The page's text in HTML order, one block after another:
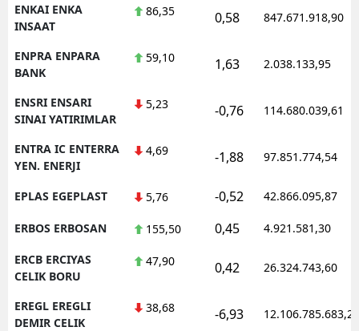
ENKAI ENKA
INSAAT
86,35 0,58 847.671.918,90
ENPRA ENPARA
BANK
59,10 1,63 2.038.133,95
ENSRI ENSARI
SINAI YATIRIMLAR
5,23 -0,76 114.680.039,61
ENTRA IC ENTERRA
YEN. ENERJI
4,69 -1,88 97.851.774,54
EPLAS EGEPLAST 5,76 -0,52 42.866.095,87
ERBOS ERBOSAN 155,50 0,45 4.921.581,30
ERCB ERCIYAS
CELIK BORU
47,90 0,42 26.324.743,60
EREGL EREGLI
DEMIR CELIK
38,68 -6,93 12.106.785.683,20